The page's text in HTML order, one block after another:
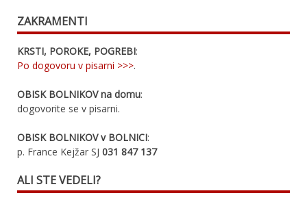
ZAKRAMENTI
KRSTI, POROKE, POGREBI:
Po dogovoru v pisarni >>>.
OBISK BOLNIKOV na domu:
dogovorite se v pisarni.
OBISK BOLNIKOV v BOLNICI:
p. France Kejžar SJ 031 847 137
ALI STE VEDELI?